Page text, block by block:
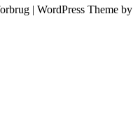
| WordPress Theme by